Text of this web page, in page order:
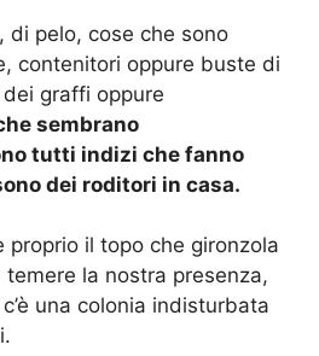
di pelo, cose che sono
contenitori oppure buste di
graffi oppure
sembrano
tutti indizi che fanno
dei roditori in casa.
proprio il topo che gironzola
la nostra presenza,
una colonia indisturbata